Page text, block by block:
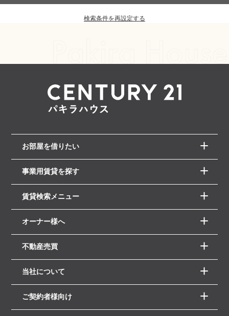
検索条件を再設定する
お部屋を借りたい
事業用賃貸を探す
賃貸検索メニュー
オーナー様へ
不動産売買
当社について
ご契約者様向け